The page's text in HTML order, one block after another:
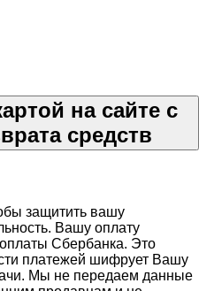
на сайте с
средств
защитить вашу
Вашу оплату
Сбербанка. Это
платежей шифрует Вашу
Мы не передаем данные